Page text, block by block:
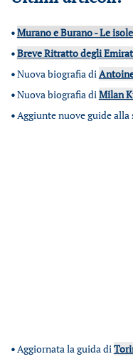
•Murano e Burano - Le
•Breve Ritratto degli
•Nuova biografia di
•Nuova biografia diMilan
•Aggiunte nuove guide alla
•Aggiornata la guida di